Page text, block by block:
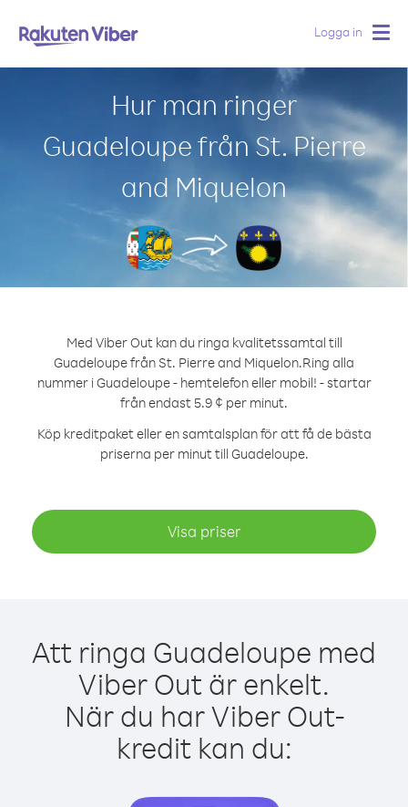
Logga in
Hur man ringer
Guadeloupe från St. Pierre
and Miquelon
Med Viber Out kan du ringa kvalitetssamtal till
Guadeloupe från St. Pierre and Miquelon.Ring alla
nummer i Guadeloupe - hemtelefon eller mobil! - startar
från endast 5.9 ¢ per minut.
Köp kreditpaket eller en samtalsplan för att få de bästa
priserna per minut till Guadeloupe.
Visa priser
Att ringa Guadeloupe med
Viber Out är enkelt.
När du har Viber Out-
kredit kan du: